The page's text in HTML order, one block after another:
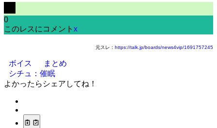
0
このレスにコメント x
元スレ： https://talk.jp/boards/news4vip/1691757245
ボイス
まとめ
シチュ：催眠
よかったらシェアしてね！